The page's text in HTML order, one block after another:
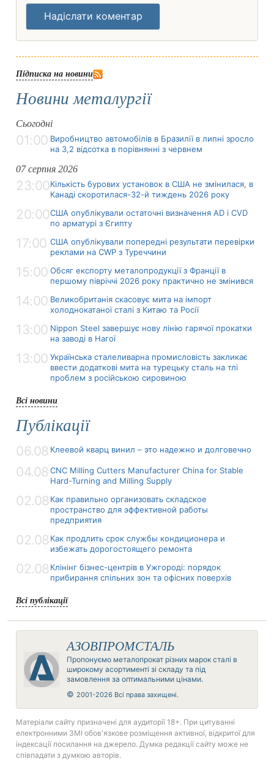
Надіслати коментар
Підписка на новини
Новини металургії
Сьогодні
01:00 Виробництво автомобілів в Бразилії в липні зросло
на 3,2 відсотка в порівнянні з червнем
07 серпня 2026
23:00Кількість бурових установок в США не змінилася, в
Канаді скоротилася-32-й тиждень 2026 року
20:00США опублікували остаточні визначення AD і CVD
по арматурі з Єгипту
17:00 США опублікували попередні результати перевірки
реклами на CWP з Туреччини
15:00 Обсяг експорту металопродукції з Франції в
першому півріччі 2026 року практично не змінився
14:00 Великобританія скасовує мита на імпорт
холоднокатаної сталі з Китаю та Росії
13:00 Nippon Steel завершує нову лінію гарячої прокатки
на заводі в Нагої
13:00 Українська сталеливарна промисловість закликає
ввести додаткові мита на турецьку сталь на тлі
проблем з російською сировиною
Всі новини
Публікації
06.08 Клеевой кварц винил – это надежно и долговечно
04.08 CNC Milling Cutters Manufacturer China for Stable
Hard-Turning and Milling Supply
02.08 Как правильно организовать складское
пространство для эффективной работы
предприятия
02.08 Как продлить срок службы кондиционера и
избежать дорогостоящего ремонта
02.08 Клінінг бізнес-центрів в Ужгороді: порядок
прибирання спільних зон та офісних поверхів
Всі публікації
АЗОВПРОМСТАЛЬ
Пропонуємо металопрокат різних марок сталі в
широкому асортименті зі складу та під
замовлення за оптимальними цінами.
© 2001-2026 Всі права захищені.
Матеріали сайту призначені для аудиторії 18+. При цитуванні
електронними ЗМІ обов'язкове розміщення активної, відкритої для
індексації посилання на джерело. Думка редакції сайту може не
співпадати з думкою авторів.